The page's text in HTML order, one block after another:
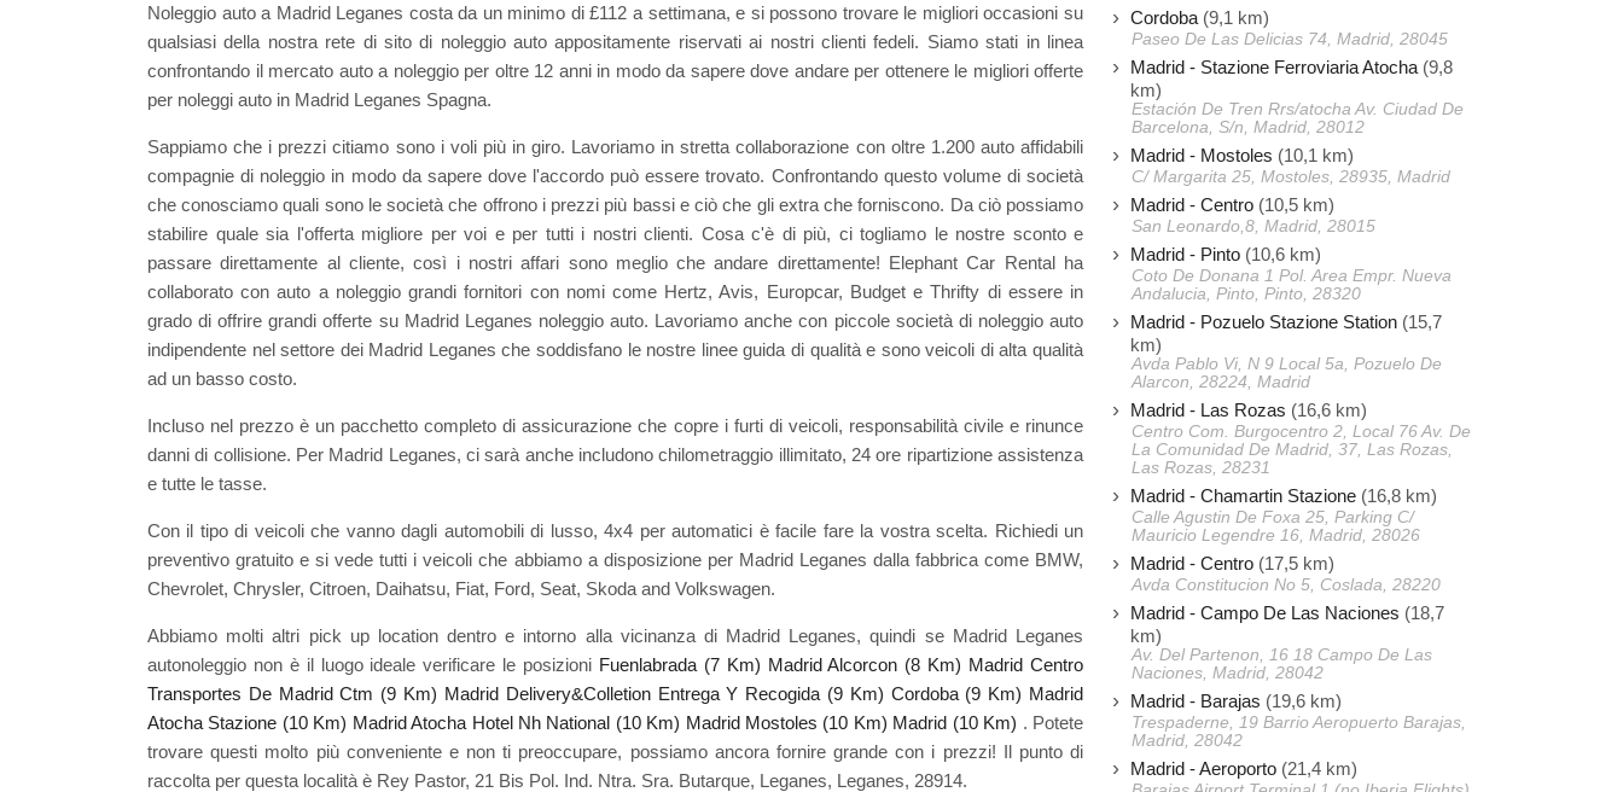
Noleggio auto a Madrid Leganes costa da un minimo di £112 a settimana, e si possono trovare le migliori occasioni su
qualsiasi della nostra rete di sito di noleggio auto appositamente riservati ai nostri clienti fedeli. Siamo stati in linea
confrontando il mercato auto a noleggio per oltre 12 anni in modo da sapere dove andare per ottenere le migliori offerte
per noleggi auto in Madrid Leganes Spagna.
Sappiamo che i prezzi citiamo sono i voli più in giro. Lavoriamo in stretta collaborazione con oltre 1.200 auto affidabili
compagnie di noleggio in modo da sapere dove l'accordo può essere trovato. Confrontando questo volume di società
che conosciamo quali sono le società che offrono i prezzi più bassi e ciò che gli extra che forniscono. Da ciò possiamo
stabilire quale sia l'offerta migliore per voi e per tutti i nostri clienti. Cosa c'è di più, ci togliamo le nostre sconto e
passare direttamente al cliente, così i nostri affari sono meglio che andare direttamente! Elephant Car Rental ha
collaborato con auto a noleggio grandi fornitori con nomi come Hertz, Avis, Europcar, Budget e Thrifty di essere in
grado di offrire grandi offerte su Madrid Leganes noleggio auto. Lavoriamo anche con piccole società di noleggio auto
indipendente nel settore dei Madrid Leganes che soddisfano le nostre linee guida di qualità e sono veicoli di alta qualità
ad un basso costo.
Incluso nel prezzo è un pacchetto completo di assicurazione che copre i furti di veicoli, responsabilità civile e rinunce
danni di collisione. Per Madrid Leganes, ci sarà anche includono chilometraggio illimitato, 24 ore ripartizione assistenza
e tutte le tasse.
Con il tipo di veicoli che vanno dagli automobili di lusso, 4x4 per automatici è facile fare la vostra scelta. Richiedi un
preventivo gratuito e si vede tutti i veicoli che abbiamo a disposizione per Madrid Leganes dalla fabbrica come BMW,
Chevrolet, Chrysler, Citroen, Daihatsu, Fiat, Ford, Seat, Skoda and Volkswagen.
Abbiamo molti altri pick up location dentro e intorno alla vicinanza di Madrid Leganes, quindi se Madrid Leganes
autonoleggio non è il luogo ideale verificare le posizioni Fuenlabrada (7 Km) Madrid Alcorcon (8 Km) Madrid Centro
Transportes De Madrid Ctm (9 Km) Madrid Delivery&Colletion Entrega Y Recogida (9 Km) Cordoba (9 Km) Madrid
Atocha Stazione (10 Km) Madrid Atocha Hotel Nh National (10 Km) Madrid Mostoles (10 Km) Madrid (10 Km) . Potete
trovare questi molto più conveniente e non ti preoccupare, possiamo ancora fornire grande con i prezzi! Il punto di
raccolta per questa località è Rey Pastor, 21 Bis Pol. Ind. Ntra. Sra. Butarque, Leganes, Leganes, 28914.
Cordoba (9,1 km)
Paseo De Las Delicias 74, Madrid, 28045
Madrid - Stazione Ferroviaria Atocha (9,8
km)
Estación De Tren Rrs/atocha Av. Ciudad De
Barcelona, S/n, Madrid, 28012
Madrid - Mostoles (10,1 km)
C/ Margarita 25, Mostoles, 28935, Madrid
Madrid - Centro (10,5 km)
San Leonardo,8, Madrid, 28015
Madrid - Pinto (10,6 km)
Coto De Donana 1 Pol. Area Empr. Nueva
Andalucia, Pinto, Pinto, 28320
Madrid - Pozuelo Stazione Station (15,7
km)
Avda Pablo Vi, N 9 Local 5a, Pozuelo De
Alarcon, 28224, Madrid
Madrid - Las Rozas (16,6 km)
Centro Com. Burgocentro 2, Local 76 Av. De
La Comunidad De Madrid, 37, Las Rozas,
Las Rozas, 28231
Madrid - Chamartin Stazione (16,8 km)
Calle Agustin De Foxa 25, Parking C/
Mauricio Legendre 16, Madrid, 28026
Madrid - Centro (17,5 km)
Avda Constitucion No 5, Coslada, 28220
Madrid - Campo De Las Naciones (18,7
km)
Av. Del Partenon, 16 18 Campo De Las
Naciones, Madrid, 28042
Madrid - Barajas (19,6 km)
Trespaderne, 19 Barrio Aeropuerto Barajas,
Madrid, 28042
Madrid - Aeroporto (21,4 km)